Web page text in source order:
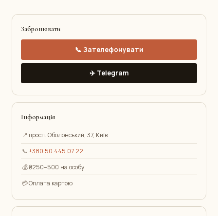
Забронювати
📞 Зателефонувати
✈️ Telegram
Інформація
📍 просп. Оболонський, 37, Київ
📞+380 50 445 07 22
💰₴250–500 на особу
💳Оплата картою